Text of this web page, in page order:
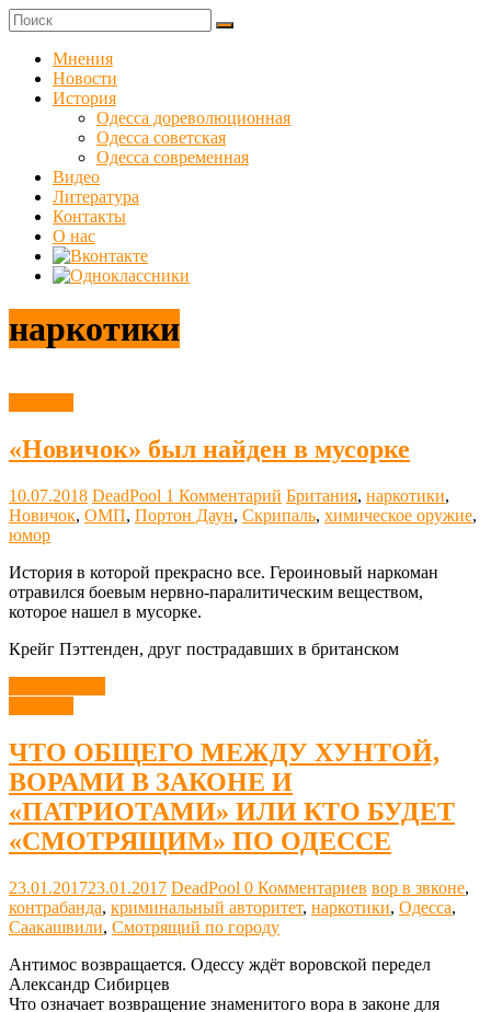
Skip
to
content
Куликовец
Сайт
одесского
сопротивления
Мнения
Новости
История
Одесса дореволюционная
Одесса советская
Одесса современная
Видео
Литература
Контакты
О нас
наркотики
«Новичок» был найден в мусорке
10.07.2018 DeadPool 1 Комментарий Британия, наркотики,
Новичок, ОМП, Портон Даун, Скрипаль, химическое оружие,
юмор
История в которой прекрасно все. Героиновый наркоман
отравился боевым нервно-паралитическим веществом,
которое нашел в мусорке.
Крейг Пэттенден, друг пострадавших в британском
ЧТО ОБЩЕГО МЕЖДУ ХУНТОЙ,
ВОРАМИ В ЗАКОНЕ И
«ПАТРИОТАМИ» ИЛИ КТО БУДЕТ
«СМОТРЯЩИМ» ПО ОДЕССЕ
23.01.201723.01.2017 DeadPool 0 Комментариев вор в звконе,
контрабанда, криминальный авторитет, наркотики, Одесса,
Саакашвили, Смотрящий по городу
Антимос возвращается. Одессу ждёт воровской передел
Александр Сибирцев
Что означает возвращение знаменитого вора в законе для